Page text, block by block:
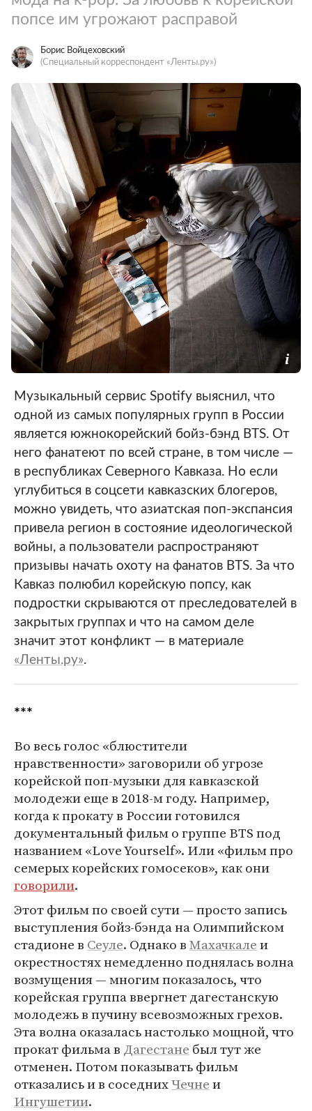
попсе им угрожают расправой
Борис Войцеховский
(Специальный корреспондент «Ленты.ру»)
Музыкальный сервис Spotify выяснил, что
одной из самых популярных групп в России
является южнокорейский бойз-бэнд BTS. От
него фанатеют по всей стране, в том числе —
в республиках Северного Кавказа. Но если
углубиться в соцсети кавказских блогеров,
можно увидеть, что азиатская поп-экспансия
привела регион в состояние идеологической
войны, а пользователи распространяют
призывы начать охоту на фанатов BTS. За что
Кавказ полюбил корейскую попсу, как
подростки скрываются от преследователей в
закрытых группах и что на самом деле
значит этот конфликт — в материале
«Ленты.ру».
***
Во весь голос «блюстители
нравственности» заговорили об угрозе
корейской поп-музыки для кавказской
молодежи еще в 2018-м году. Например,
когда к прокату в России готовился
документальный фильм о группе BTS под
названием «Love Yourself». Или «фильм про
семерых корейских гомосеков», как они
говорили.
Этот фильм по своей сути — просто запись
выступления бойз-бэнда на Олимпийском
стадионе в Сеуле. Однако вМахачкалеи
окрестностях немедленно поднялась волна
возмущения — многим показалось, что
корейская группа ввергнет дагестанскую
молодежь в пучину всевозможных грехов.
Эта волна оказалась настолько мощной, что
прокат фильма в Дагестане был тут же
отменен. Потом показывать фильм
отказались и в соседнихЧечнеи
Ингушетии.